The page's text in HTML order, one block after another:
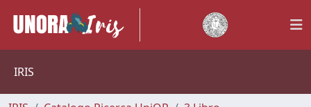
IRIS